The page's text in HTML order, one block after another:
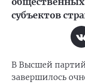
субъектов
В Высшей
завершилось